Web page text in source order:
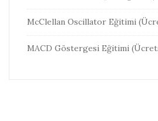
McClellan Oscillator Eğitimi
MACD Göstergesi Eğitimi